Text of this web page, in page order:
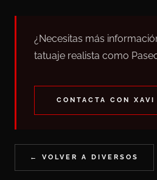
¿Necesitas más
tatuaje realista como
CONTACTA CON XAVI
← VOLVER A DIVERSOS